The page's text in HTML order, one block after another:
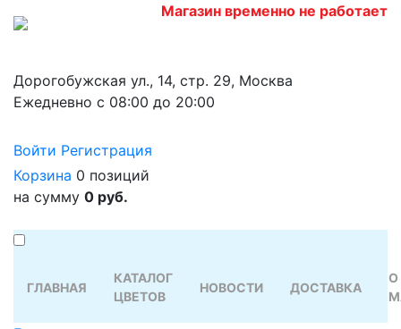
Магазин временно не работает
Дорогобужская ул., 14, стр. 29, Москва
Ежедневно с 08:00 до 20:00
Войти Регистрация
Корзина 0 позиций
на сумму 0 руб.
ГЛАВНАЯ
КАТАЛОГ
ЦВЕТОВ
НОВОСТИ ДОСТАВКА
О